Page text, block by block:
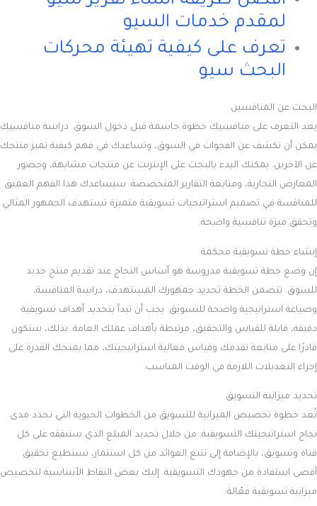
لمقدم خدمات السيو
تعرف على كيفية تهيئة محركات
البحث سيو
البحث عن المنافسين
يعد التعرف على منافسيك خطوة حاسمة قبل دخول السوق. دراسة منافسيك
يمكن أن تكشف عن الفجوات في السوق، وتساعدك في فهم كيفية تميز منتجك
عن الآخرين. يمكنك البدء بالبحث على الإنترنت عن منتجات مشابهة، وحضور
المعارض التجارية، ومتابعة التقارير المتخصصة. سيساعدك هذا الفهم العميق
للمنافسة في تصميم استراتيجيات تسويقية متميزة تستهدف الجمهور المثالي
وتحقق ميزة تنافسية واضحة.
إنشاء خطة تسويقية محكمة
إن وضع خطة تسويقية مدروسة هو أساس النجاح عند تقديم منتج جديد
للسوق. تتضمن الخطة تحديد جمهورك المستهدف، دراسة المنافسة،
وصياغة استراتيجية واضحة للتسويق. يجب أن تبدأ بتحديد أهداف تسويقية
دقيقة، قابلة للقياس والتحقيق، مرتبطة بأهداف عملك العامة. بذلك، ستكون
قادرًا على متابعة تقدمك وقياس فعالية استراتيجيتك، مما يمنحك القدرة على
إجراء التعديلات اللازمة في الوقت المناسب.
تحديد ميزانية التسويق
تُعد خطوة تخصيص الميزانية للتسويق من الخطوات الحيوية التي تحدد مدى
نجاح استراتيجيتك التسويقية. من خلال تحديد المبلغ الذي ستنفقه على كل
قناة وتسويق، بالإضافة إلى تتبع العوائد من كل استثمار، تستطيع تحقيق
أقصى استفادة من جهودك التسويقية. إليك بعض النقاط الأساسية لتخصيص
ميزانية تسويقية فعّالة: